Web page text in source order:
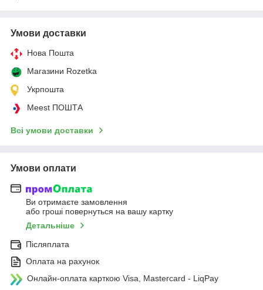
Умови доставки
Нова Пошта
Магазини Rozetka
Укрпошта
Meest ПОШТА
Всі умови доставки
Умови оплати
Ви отримаєте замовлення
або гроші повернуться на вашу картку
Детальніше
Післяплата
Оплата на рахунок
Онлайн-оплата карткою Visa, Mastercard - LiqPay